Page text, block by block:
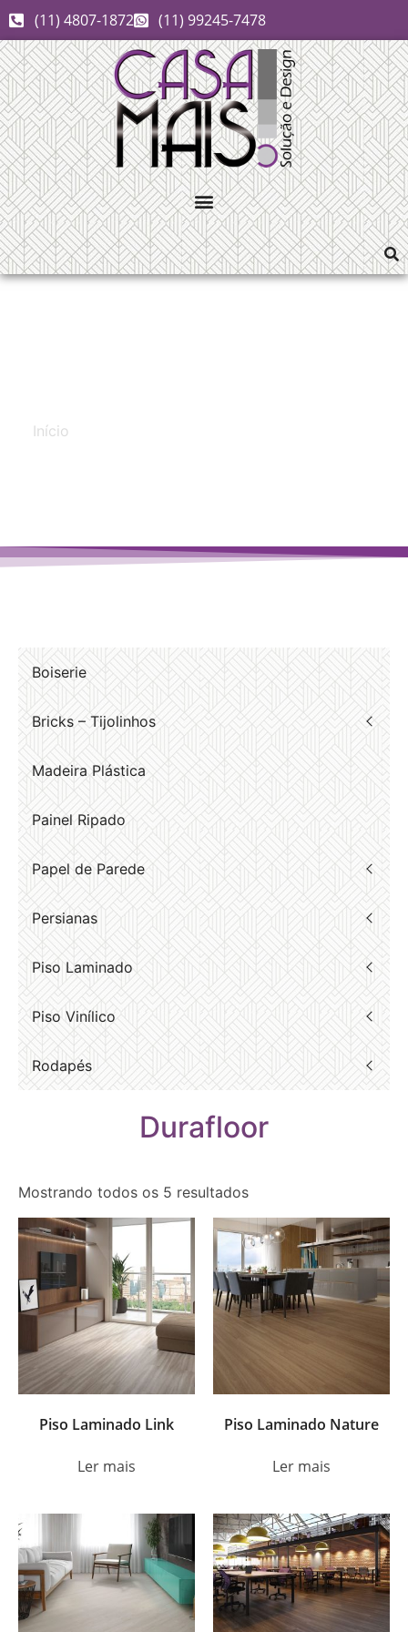
(11) 4807-1872 (11) 99245-7478
Início
Boiserie
Bricks – Tijolinhos
Madeira Plástica
Painel Ripado
Papel de Parede
Persianas
Piso Laminado
Piso Vinílico
Rodapés
Durafloor
Mostrando todos os 5 resultados
Piso Laminado Link
Ler mais
Piso Laminado Nature
Ler mais